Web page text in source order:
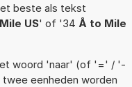
beste als tekst
US' of '34 Å to Mile
woord 'naar' (of '=' / '-
eenheden worden